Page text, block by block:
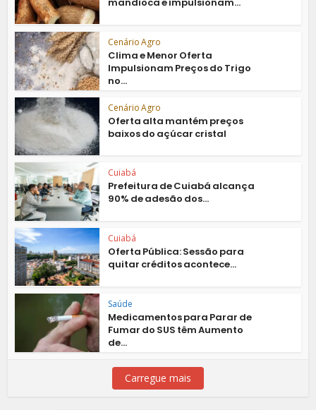
Cenário Agro
Clima e Menor Oferta
Impulsionam Preços do Trigo
no...
Cenário Agro
Oferta alta mantém preços
baixos do açúcar cristal
Cuiabá
Prefeitura de Cuiabá alcança
90% de adesão dos...
Cuiabá
Oferta Pública: Sessão para
quitar créditos acontece...
Saúde
Medicamentos para Parar de
Fumar do SUS têm Aumento
de...
Carregue mais